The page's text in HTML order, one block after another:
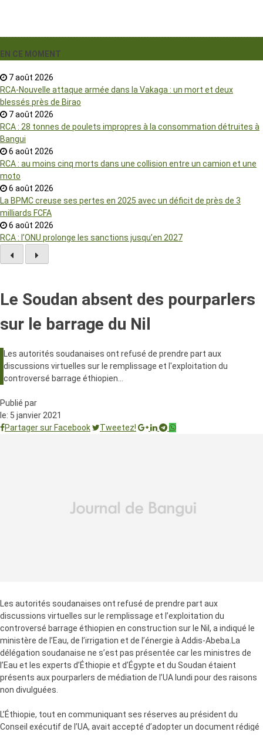
EN CE MOMENT
7 août 2026
RCA-Nouvelle attaque armée dans la Vakaga : un mort et deux
blessés près de Birao
7 août 2026
RCA : 28 tonnes de poulets impropres à la consommation détruites à
Bangui
6 août 2026
RCA : au moins cinq morts dans une collision entre un camion et une
moto
6 août 2026
La BPMC creuse ses pertes en 2025 avec un déficit de près de 3
milliards FCFA
6 août 2026
RCA : l’ONU prolonge les sanctions jusqu’en 2027
Le Soudan absent des pourparlers
sur le barrage du Nil
Les autorités soudanaises ont refusé de prendre part aux
discussions virtuelles sur le remplissage et l'exploitation du
controversé barrage éthiopien…
Publié par
le: 5 janvier 2021
Partager sur Facebook
Tweetez!
Les autorités soudanaises ont refusé de prendre part aux
discussions virtuelles sur le remplissage et l’exploitation du
controversé barrage éthiopien en construction sur le Nil, a indiqué le
ministère de l’Eau, de l’irrigation et de l’énergie à Addis-Abeba.La
délégation soudanaise ne s’est pas présentée car les ministres de
l’Eau et les experts d’Éthiopie et d’Égypte et du Soudan étaient
présents aux pourparlers de médiation de l’UA lundi pour des raisons
non divulguées.
L’Éthiopie, tout en communiquant ses réserves au président du
Conseil exécutif de l’UA, avait accepté d’adopter un document rédigé